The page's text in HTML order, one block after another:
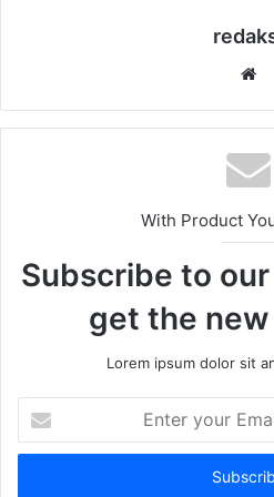
With Product
Subscribe to
get the
Lorem ipsum dolor sit
your
Email